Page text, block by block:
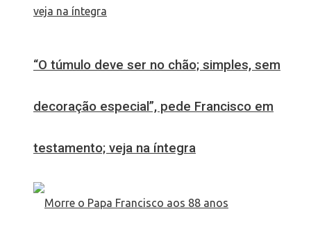
“O túmulo deve ser no chão; simples, sem
decoração especial”, pede Francisco em
testamento; veja na íntegra